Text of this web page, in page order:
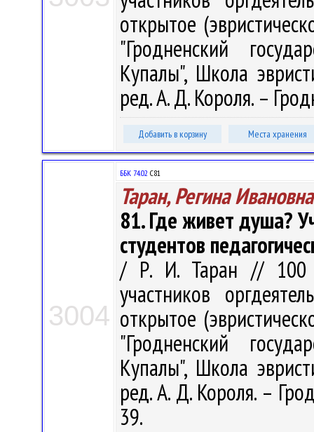
открытое
"Гродненский
Купалы", Школа
ред. А. Д. Короля. –
Добавить в корзину Места хранения
3004
ББК 74.02 С81
Таран, Регина Ивановна
81. Где живет душа?
студентов
/ Р. И. Таран // 100
участников
открытое
"Гродненский
Купалы", Школа
ред. А. Д. Короля. –
39.